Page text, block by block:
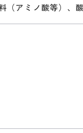
（アミノ酸等）、